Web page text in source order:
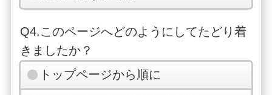
Q4.このページへどのようにしてたどり着
きましたか？
トップページから順に